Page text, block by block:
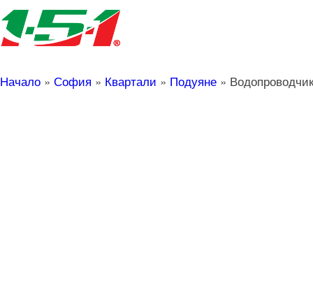
Начало » София » Квартали » Подуяне »